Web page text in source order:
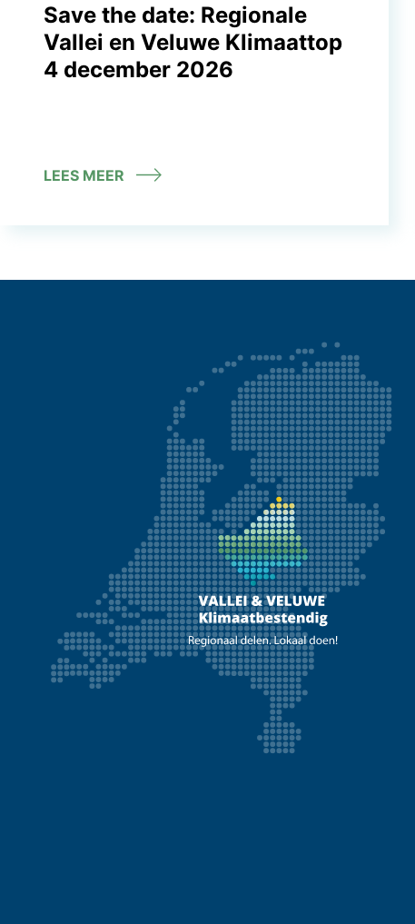
Save the date: Regionale
Vallei en Veluwe Klimaattop
4 december 2026
LEES MEER